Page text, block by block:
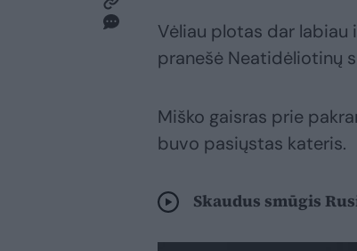
Vėliau plotas dar
pranešė Neatidėliotinų
Miško gaisras prie
buvo pasiųstas kateris.
Skaudus smūgis